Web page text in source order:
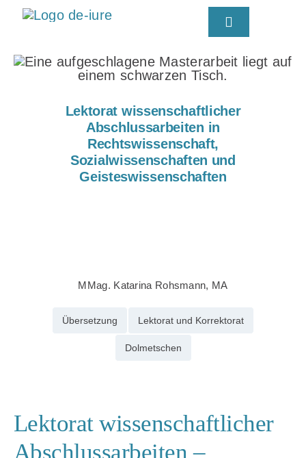
Skip
Toggle
Lektorat wissenschaftlicher
Abschlussarbeiten in
Rechtswissenschaft,
Sozialwissenschaften und
Geisteswissenschaften
MMag. Katarina Rohsmann, MA
Übersetzung Lektorat und Korrektorat
Dolmetschen
Lektorat wissenschaftlicher
Abschlussarbeiten –